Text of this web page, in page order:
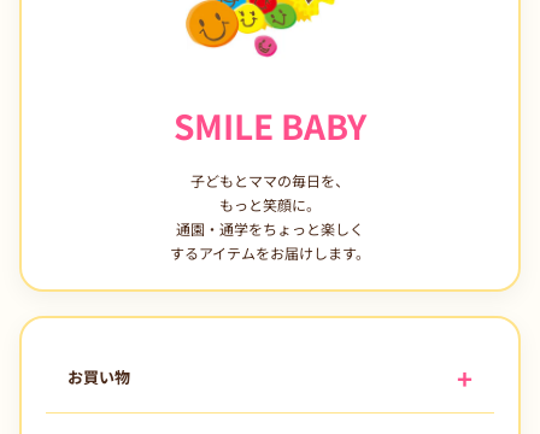
SMILE BABY
子どもとママの毎日を、
もっと笑顔に。
通園・通学をちょっと楽しく
するアイテムをお届けします。
お買い物